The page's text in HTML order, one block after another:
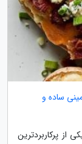
30 غذا با سیب زمینی ساده و
پرکاربردترین